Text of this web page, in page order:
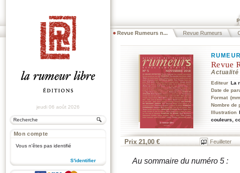
Revue Rumeurs n... Revue Rumeurs
jeudi 06 août 2026
Mon compte
Vous n'êtes pas identifié
S'identifier
Revue
Actualité
Editeur La
Date de
Format
Nombre de
Illustration
couleurs,
Prix 21,00 € Feuilleter
Au sommaire du numéro 5 :